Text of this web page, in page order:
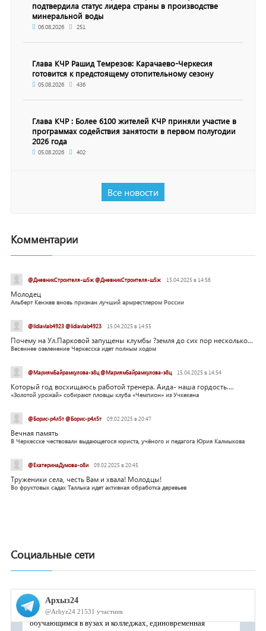
подтвердила статус лидера страны в производстве
минеральной воды
06.08.2026 251
Глава КЧР Рашид Темрезов: Карачаево-Черкесия
готовится к предстоящему отопительному сезону
05.08.2026 436
Глава КЧР : Более 6100 жителей КЧР приняли участие в
программах содействия занятости в первом полугодии
2026 года
05.08.2026 402
Все новости
Комментарии
@ДневникСтроителя-ш5ж @ДневникСтроителя-ш5ж 15.04.2025 в 14:56
Молодец
Альберт Кенжев вновь признан лучший армрестлером России
@lidiavlab4923 @lidiavlab4923 15.04.2025 в 14:55
Почему на Ул.Парковой запущены клумбы ?земля до сих пор несколько...
Весеннее озеленение Черкесска идет полным ходом
@МариямБайрамкулова-э8ц @МариямБайрамкулова-э8ц 15.04.2025 в 14:54
Который год восхищаюсь работой тренера. Аида- наша гордость....
«Золотой урожай» собирают пловцы клуба «Чемпион» из Учкекена
@Борис-р4л5т @Борис-р4л5т 09.02.2025 в 20:47
Вечная память
В Черкесске чествовали выдающегося юриста, учёного и педагога Юрия Калмыкова
@ЕкатеринаДумова-о8и 09.02.2025 в 20:45
Труженики села, честь Вам и хвала! Молодцы!
Во фруктовых садах Таллыка идет активная обработка деревьев
Социальные сети